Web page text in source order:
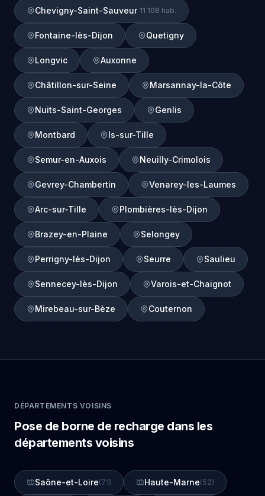
Chevigny-Saint-Sauveur 11 108 hab.
Fontaine-lès-Dijon Quetigny
Longvic Auxonne
Châtillon-sur-Seine Marsannay-la-Côte
Nuits-Saint-Georges Genlis
Montbard Is-sur-Tille
Semur-en-Auxois Neuilly-Crimolois
Gevrey-Chambertin Venarey-les-Laumes
Arc-sur-Tille Plombières-lès-Dijon
Brazey-en-Plaine Selongey
Perrigny-lès-Dijon Seurre Saulieu
Sennecey-lès-Dijon Varois-et-Chaignot
Mirebeau-sur-Bèze Couternon
DÉPARTEMENTS VOISINS
Pose de borne de recharge dans les
départements voisins
Saône-et-Loire(71) Haute-Marne(52)